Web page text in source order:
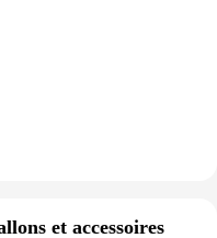
et accessoires